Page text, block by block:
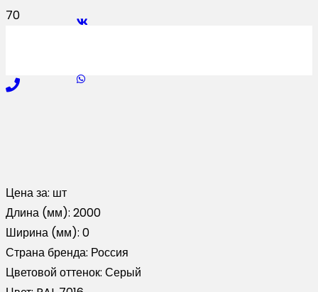
Цена за: шт
Длина (мм): 2000
Ширина (мм): 0
Страна бренда: Россия
Цветовой оттенок: Серый